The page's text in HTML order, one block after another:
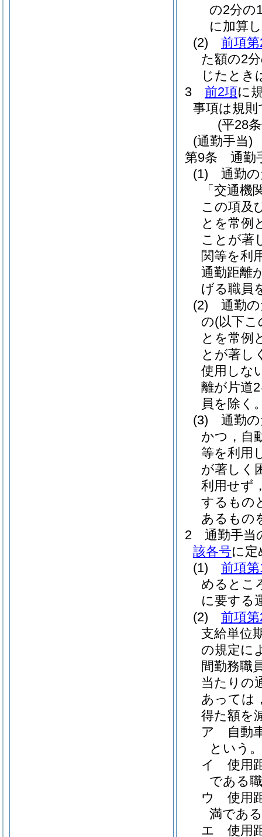
の2分の
に加算
(2)
前項
た額の2
じたとき
3
前2項に
事項は規
(平28
(通勤手当)
第9条
通勤
(1)
通勤
「交通機
この項及
とを常例
ことが著
関等を利
通勤距離
げる職員
(2)
通勤
の(以下
とを常例
とが著し
使用しな
離が片道
員を除く
(3)
通勤
かつ，自
等を利用
が著しく
利用せず
するもの
あるもの
2
通勤手当
該各号に定
(1)
前項
めるとこ
に要する
(2)
前項
支給単位
の規定に
間勤務職
当たりの
あっては
得た額を
ア
自動
という
イ
使用
である
ウ
使用
満であ
エ
使用